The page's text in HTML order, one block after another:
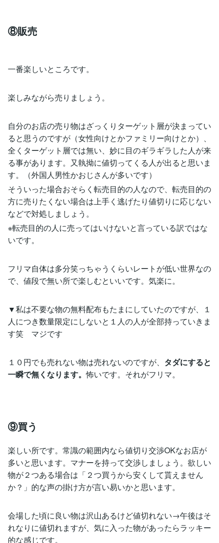
⑧販売
一番楽しいところです。
楽しみながら売りましょう。
自分のお店の売り物はざっくりターゲット層が決まってい
ると思うのですが（女性向けとかファミリー向けとか）、
全くターゲット層では無い、妙に目のギラギラした人が来
る事があります。又執拗に値切ってくる人が出ると思いま
す。（外国人男性かおじさんが多いです）
そういった場合おそらく転売目的の人なので、転売目的の
方に売りたくない場合は上手く逃げたり値切りに応じない
などで対処しましょう。
※転売目的の人に売ってはいけないと言っている訳ではな
いです。
フリマ自体は多分笑っちゃうくらいレートが低い世界なの
で、値段で無い所で楽しむといいです。気楽に。
▼私は不要な物の無料配布もたまにしていたのですが、１
人につき数量限定にしないと１人の人が全部持っていきま
す笑 マジです
１０円でも売れない物は売れないのですが、 タダにすると
一瞬で無くなります。怖いです。それがフリマ。
⑨買う
楽しい所です。常識の範囲内なら値切り交渉OKなお店が
多いと思います。マナーを持って交渉しましょう。欲しい
物が２つある場合は「２つ買うから安くして貰えません
か？」的な声の掛け方が言い易いかと思います。
会場した頃に良い物は沢山あるけど値切れない→午後はそ
れなりに値切れますが、気に入った物があったらラッキー
的な感じです。